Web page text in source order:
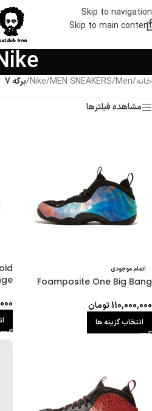
Skip to navigation
Skip to main content
خانه/
Men
/
MEN SNEAKERS
/
Nike
/برگه 7
مشاهده فیلترها
اتمام موجودی
Foamposite One Big Bang
110,000,000تومان
انتخاب گزینه ها